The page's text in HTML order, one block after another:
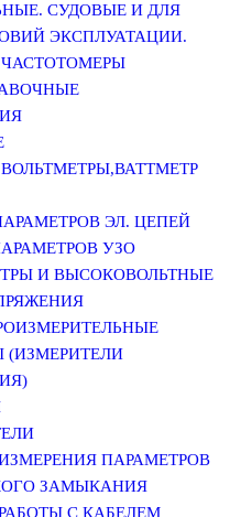
СУДОВЫЕ И ДЛЯ
ЭКСПЛУАТАЦИИ.
ЭЛ. ЦЕПЕЙ
УЗО
И ВЫСОКОВОЛЬТНЫЕ
(ИЗМЕРИТЕЛИ
ПАРАМЕТРОВ
ЗАМЫКАНИЯ
С КАБЕЛЕМ